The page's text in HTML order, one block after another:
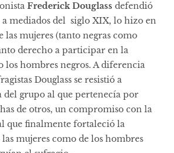
Frederick Douglass defendió
mediados del siglo XIX, lo hizo en
las mujeres (tanto negras como
derecho a participar en la
los hombres negros. A diferencia
Douglass se resistió a
grupo al que pertenecía por
de otros, un compromiso con la
que finalmente fortaleció la
mujeres como de los hombres